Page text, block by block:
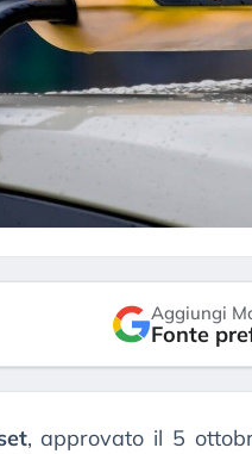
Aggiungi
Fonte
, approvato il 5
valutazioni estreme alla
Cosa sta guidando
degli asset?
2026